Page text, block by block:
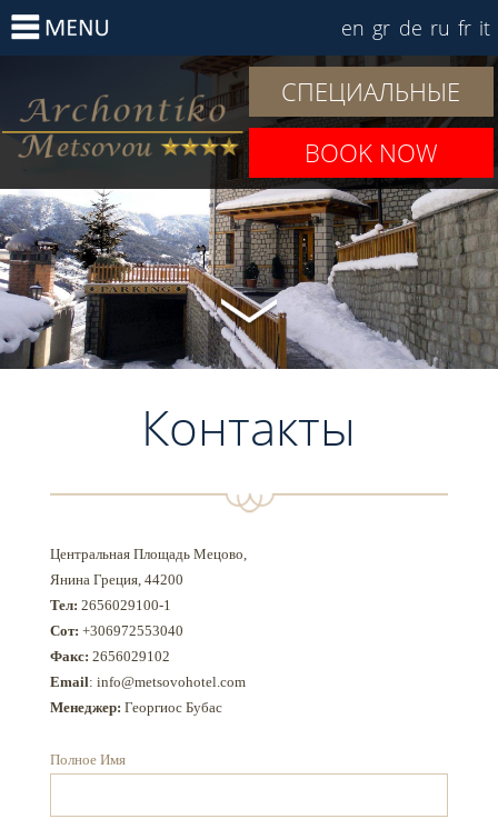
en gr de ru fr it
СПЕЦИАЛЬНЫЕ
ПРЕДЛОЖЕНИЯ
BOOK NOW
Контакты
Центральная Площадь Мецово,
Янина Греция, 44200
Тел: 2656029100-1
Сот: +306972553040
Факс: 2656029102
Email: info@metsovohotel.com
Менеджер: Георгиос Бубас
Полное Имя